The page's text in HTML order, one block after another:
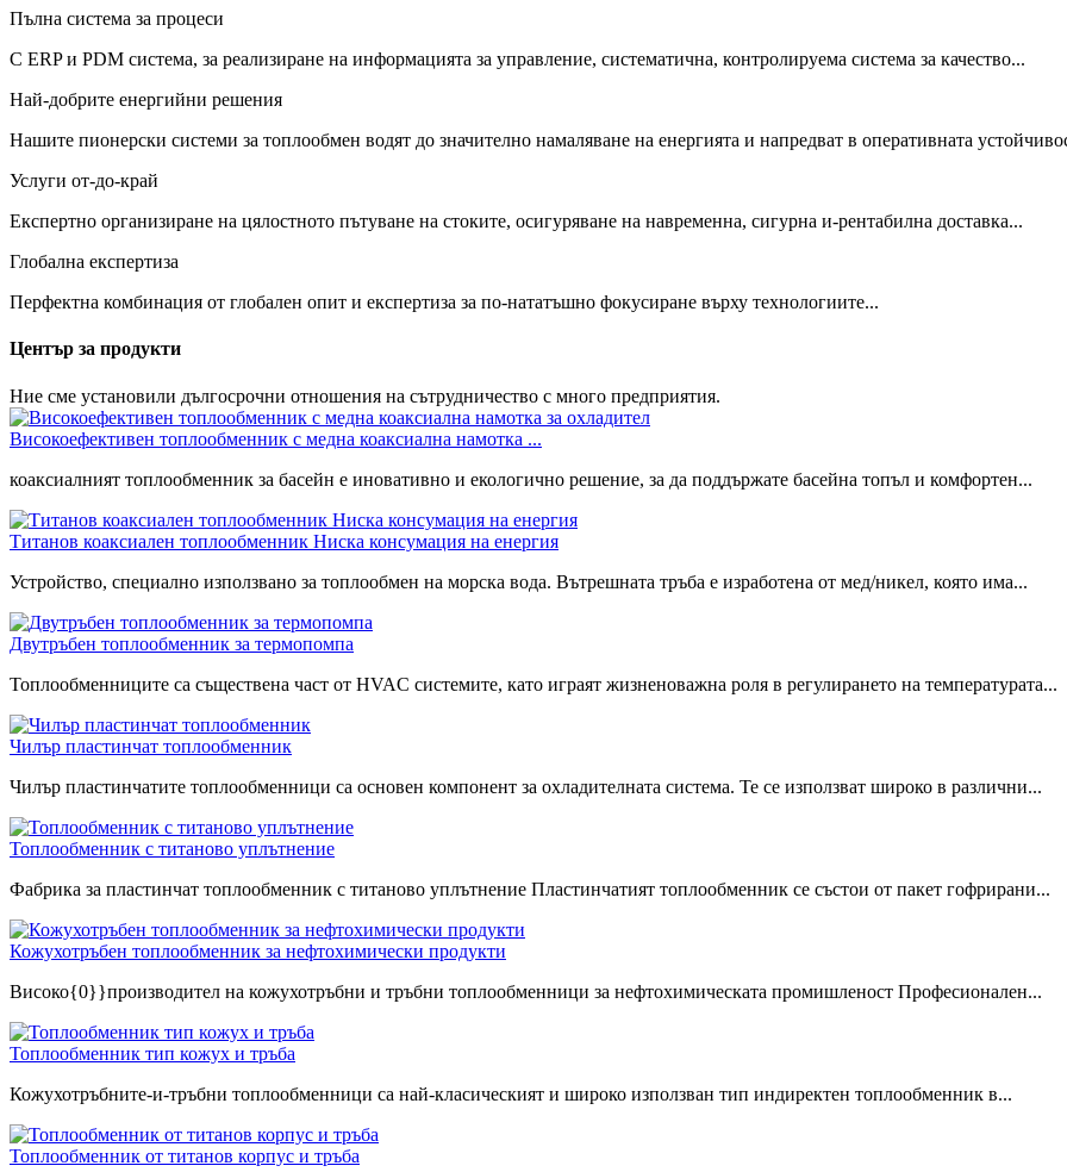
Пълна система за процеси
С ERP и PDM система, за реализиране на информацията за управление, систематична, контролируема система за качество...
Най-добрите енергийни решения
Нашите пионерски системи за топлообмен водят до значително намаляване на енергията и напредват в оперативната
Услуги от-до-край
Експертно организиране на цялостното пътуване на стоките, осигуряване на навременна, сигурна и-рентабилна доставка...
Глобална експертиза
Перфектна комбинация от глобален опит и експертиза за по-нататъшно фокусиране върху технологиите...
Център за продукти
Ние сме установили дългосрочни отношения на сътрудничество с много предприятия.
Високоефективен топлообменник с медна коаксиална намотка ...
коаксиалният топлообменник за басейн е иновативно и екологично решение, за да поддържате басейна топъл и комфортен...
Титанов коаксиален топлообменник Ниска консумация на енергия
Устройство, специално използвано за топлообмен на морска вода. Вътрешната тръба е изработена от мед/никел, която има...
Двутръбен топлообменник за термопомпа
Топлообменниците са съществена част от HVAC системите, като играят жизненоважна роля в регулирането на температурата...
Чилър пластинчат топлообменник
Чилър пластинчатите топлообменници са основен компонент за охладителната система. Те се използват широко в различни...
Топлообменник с титаново уплътнение
Фабрика за пластинчат топлообменник с титаново уплътнение Пластинчатият топлообменник се състои от пакет гофрирани...
Кожухотръбен топлообменник за нефтохимически продукти
Високо{0}}производител на кожухотръбни и тръбни топлообменници за нефтохимическата промишленост Професионален...
Топлообменник тип кожух и тръба
Кожухотръбните-и-тръбни топлообменници са най-класическият и широко използван тип индиректен топлообменник в...
Топлообменник от титанов корпус и тръба